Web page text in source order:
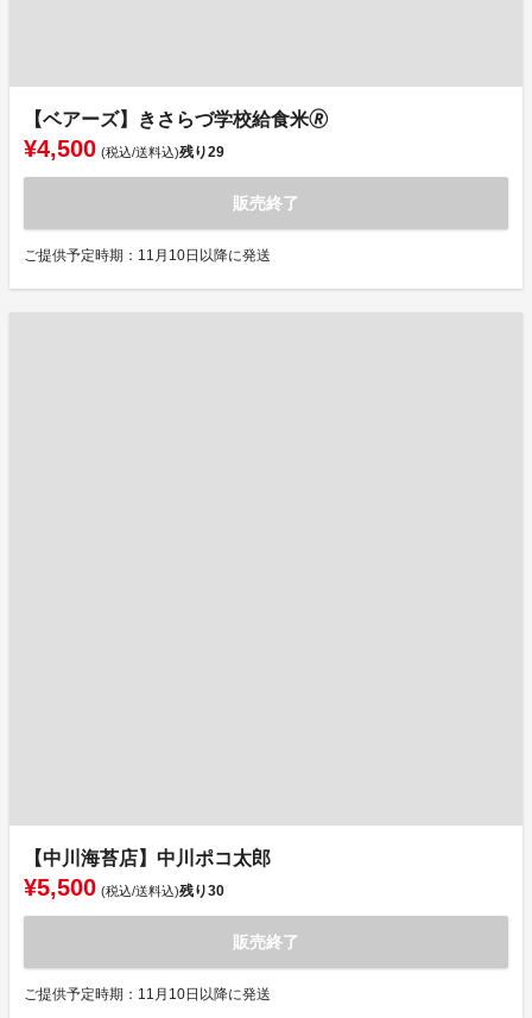
【ベアーズ】きさらづ学校給食米🄬
¥4,500 (税込/送料込)残り29
販売終了
ご提供予定時期：11月10日以降に発送
【中川海苔店】中川ポコ太郎
¥5,500 (税込/送料込)残り30
販売終了
ご提供予定時期：11月10日以降に発送